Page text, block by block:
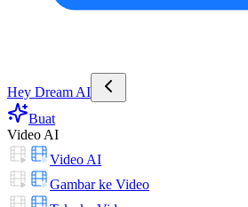
Hey Dream AI
Buat
Video AI
Video AI
Gambar ke Video